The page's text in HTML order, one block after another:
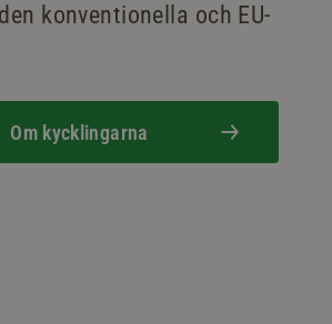
konventionella och EU-
Om kycklingarna